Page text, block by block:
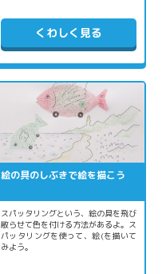
くわしく見る
絵の具のしぶきで絵を描こう
スパッタリングという、絵の具を飛び
散らせて色を付ける方法があるよ。ス
パッタリングを使って、絵(を描いて
みよう。